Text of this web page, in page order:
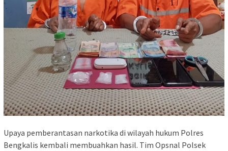
Upaya pemberantasan narkotika di wilayah hukum Polres
Bengkalis kembali membuahkan hasil. Tim Opsnal Polsek